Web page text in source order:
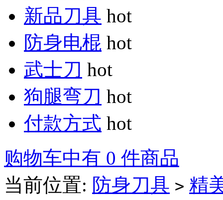
新品刀具 hot
防身电棍 hot
武士刀 hot
狗腿弯刀 hot
付款方式 hot
购物车中有 0 件商品
当前位置: 防身刀具 > 精